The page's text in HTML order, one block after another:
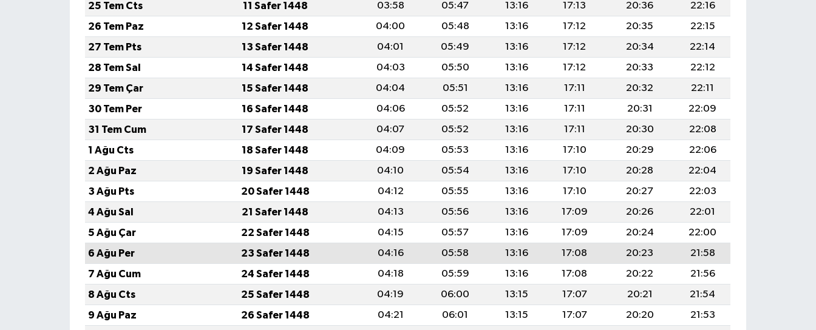
25 Tem Cts
11 Safer 1448 03:58 05:47 13:16 17:13 20:36
22:16
26 Tem Paz
12 Safer 1448 04:00 05:48 13:16 17:12 20:35
22:15
27 Tem Pts
13 Safer 1448 04:01 05:49 13:16 17:12 20:34
22:14
28 Tem Sal
14 Safer 1448 04:03 05:50 13:16 17:12 20:33
22:12
29 Tem Çar
15 Safer 1448 04:04 05:51 13:16 17:11 20:32
22:11
30 Tem Per
16 Safer 1448 04:06 05:52 13:16 17:11 20:31
22:09
31 Tem Cum
17 Safer 1448 04:07 05:52 13:16 17:11 20:30
22:08
1 Ağu Cts
18 Safer 1448 04:09 05:53 13:16 17:10 20:29
22:06
2 Ağu Paz
19 Safer 1448 04:10 05:54 13:16 17:10 20:28
22:04
3 Ağu Pts
20 Safer 1448 04:12 05:55 13:16 17:10 20:27
22:03
4 Ağu Sal
21 Safer 1448 04:13 05:56 13:16 17:09 20:26
22:01
5 Ağu Çar
22 Safer 1448 04:15 05:57 13:16 17:09 20:24
22:00
6 Ağu Per
23 Safer 1448 04:16 05:58 13:16 17:08 20:23
21:58
7 Ağu Cum
24 Safer 1448 04:18 05:59 13:16 17:08 20:22
21:56
8 Ağu Cts
25 Safer 1448 04:19 06:00 13:15 17:07 20:21
21:54
9 Ağu Paz
26 Safer 1448 04:21 06:01 13:15 17:07 20:20
21:53